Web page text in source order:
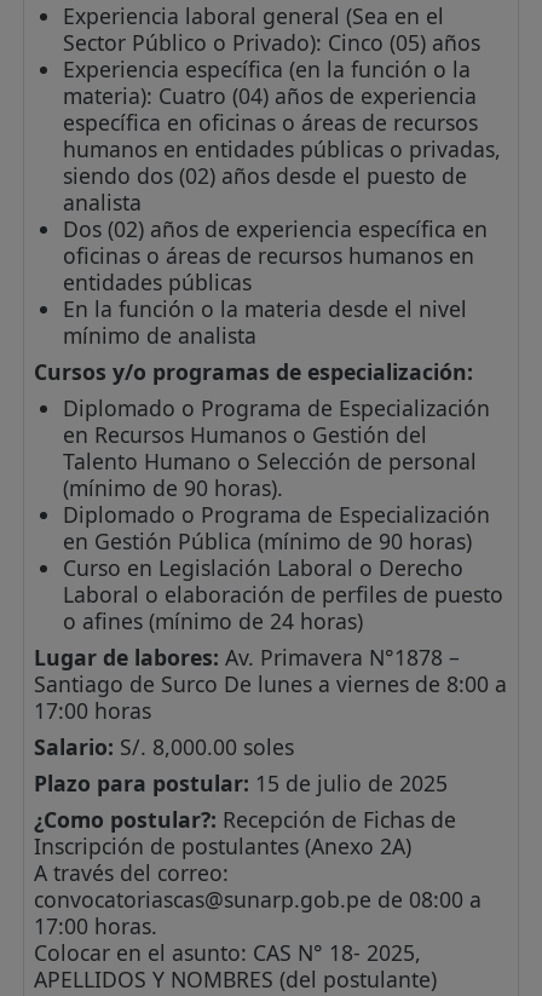
Experiencia laboral general (Sea en el
Sector Público o Privado): Cinco (05) años
Experiencia específica (en la función o la
materia): Cuatro (04) años de experiencia
específica en oficinas o áreas de recursos
humanos en entidades públicas o privadas,
siendo dos (02) años desde el puesto de
analista
Dos (02) años de experiencia específica en
oficinas o áreas de recursos humanos en
entidades públicas
En la función o la materia desde el nivel
mínimo de analista
Cursos y/o programas de especialización:
Diplomado o Programa de Especialización
en Recursos Humanos o Gestión del
Talento Humano o Selección de personal
(mínimo de 90 horas).
Diplomado o Programa de Especialización
en Gestión Pública (mínimo de 90 horas)
Curso en Legislación Laboral o Derecho
Laboral o elaboración de perfiles de puesto
o afines (mínimo de 24 horas)
Lugar de labores: Av. Primavera N°1878 –
Santiago de Surco De lunes a viernes de 8:00 a
17:00 horas
Salario: S/. 8,000.00 soles
Plazo para postular: 15 de julio de 2025
¿Como postular?: Recepción de Fichas de
Inscripción de postulantes (Anexo 2A)
A través del correo:
convocatoriascas@sunarp.gob.pe de 08:00 a
17:00 horas.
Colocar en el asunto: CAS N° 18- 2025,
APELLIDOS Y NOMBRES (del postulante)